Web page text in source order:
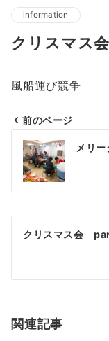
information
クリスマス
風船運び競争
投
稿
ナ
ビ
ゲ
シ
ン
前のページ
メリ
クリスマス会
関連記事